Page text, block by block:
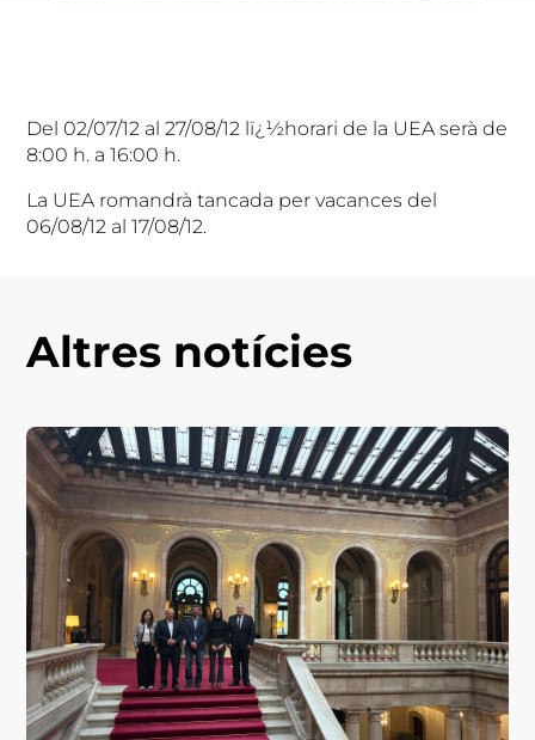
Del 02/07/12 al 27/08/12 lï¿½horari de la UEA serà de
8:00 h. a 16:00 h.
La UEA romandrà tancada per vacances del
06/08/12 al 17/08/12.
Altres notícies